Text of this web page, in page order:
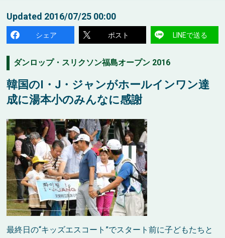
Updated 2016/07/25 00:00
シェア ポスト LINEで送る
ダンロップ・スリクソン福島オープン 2016
韓国のI・J・ジャンがホールインワン達
成に湯本小のみんなに感謝
最終日の“キッズエスコート”でスタート前に子どもたちと